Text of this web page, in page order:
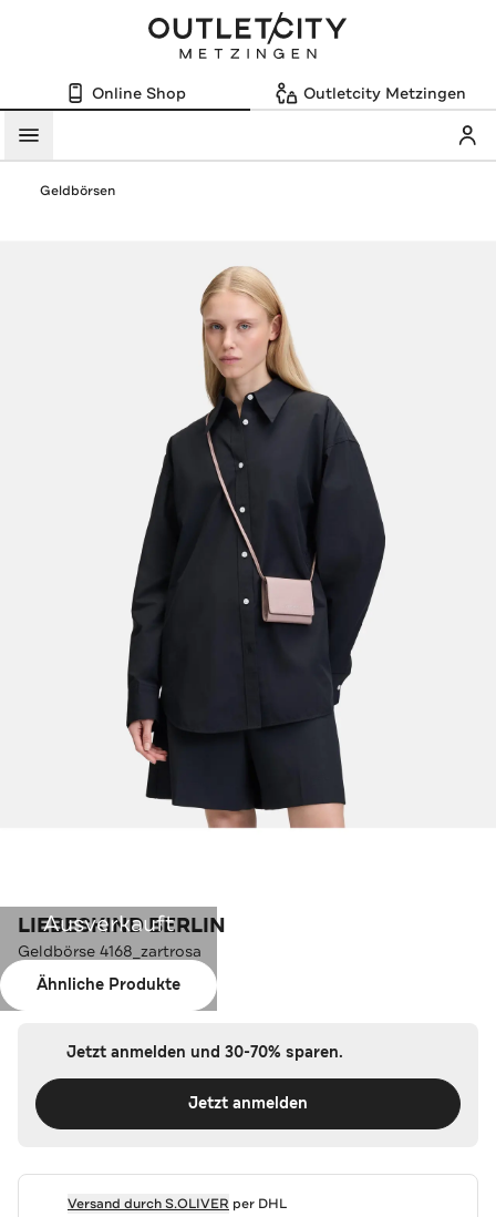
Online Shop Outletcity Metzingen
Menü
Geldbörsen
Ausverkauft
Ähnliche Produkte
LIEBESKIND BERLIN
Geldbörse 4168_zartrosa
Farbe:4168_zartrosa
Jetzt anmelden und 30-70% sparen.
Jetzt anmelden
Versand durchS.OLIVER per DHL